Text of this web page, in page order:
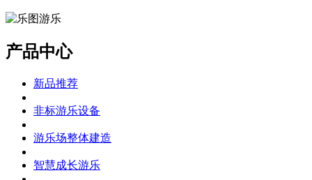
产品中心
新品推荐
非标游乐设备
游乐场整体建造
智慧成长游乐